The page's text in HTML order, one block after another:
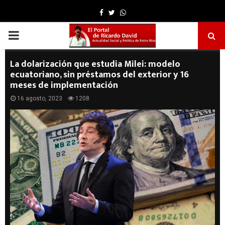
Facebook
TwitterWhatsapp
PRIMARY
MENU
La dolarización que estudia Milei: modelo
ecuatoriano, sin préstamos del exterior y 16
meses de implementación
16 agosto, 2023 1208